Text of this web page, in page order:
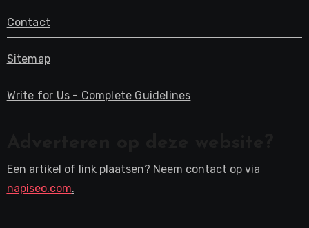
Contact
Sitemap
Write for Us - Complete Guidelines
Een artikel of link plaatsen? Neem contact op via
napiseo.com.